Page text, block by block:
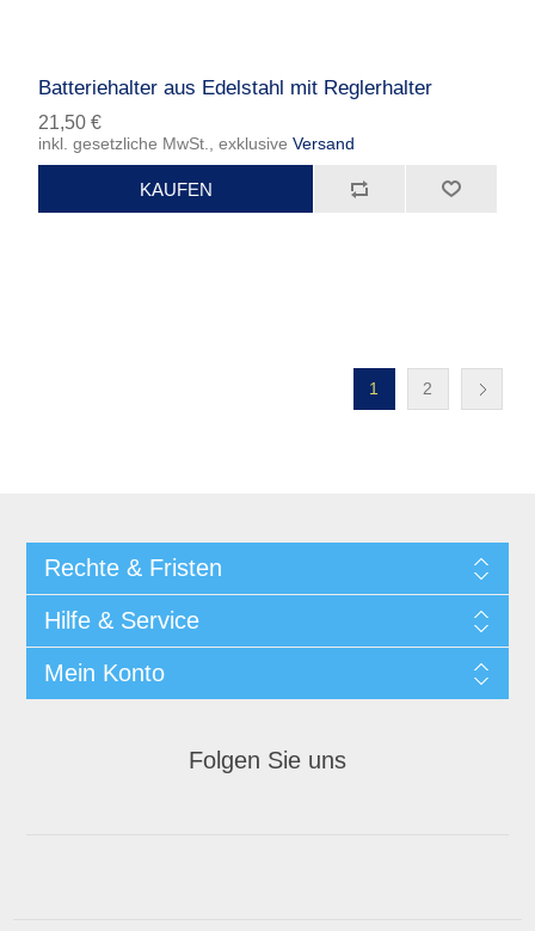
Batteriehalter aus Edelstahl mit Reglerhalter
21,50 €
inkl. gesetzliche MwSt., exklusiveVersand
1 2
Rechte & Fristen
Hilfe & Service
Mein Konto
Folgen Sie uns